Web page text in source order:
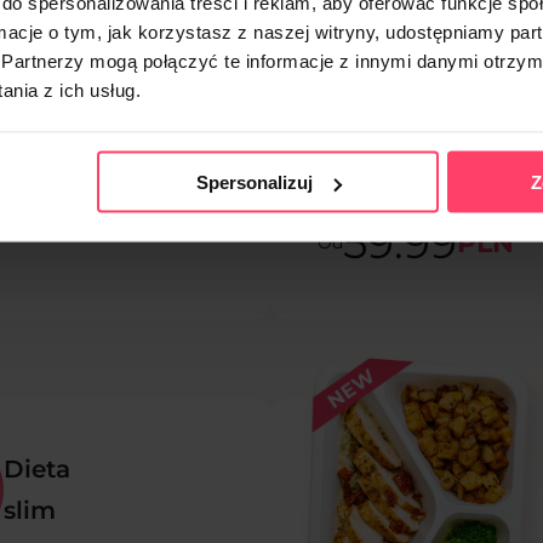
o tym, jak korzystasz z naszej witryny, udostępniamy
mogą połączyć te informacje z innymi danymi
z ich usług.
Spersonalizuj
Dieta
dla mam
dieta zawiera składniki
witaminy C i B oraz
Od59.99PLN
Dieta
slim